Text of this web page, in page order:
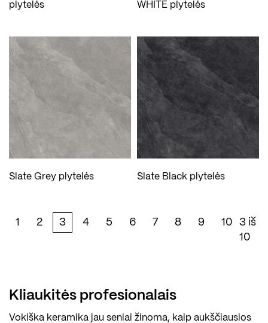
plytelės
WHITE plytelės
Slate Grey plytelės Slate Black plytelės
1 2 3 4 5 6 7 8 9 10
3 iš
10
Kliaukitės profesionalais
Vokiška keramika jau seniai žinoma, kaip aukščiausios